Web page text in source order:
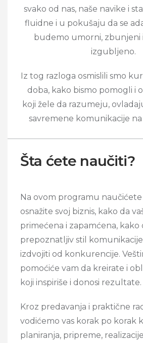
svako od nas, naše navike i
fluidne i u pokušaju da se
budemo umorni, zbunjeni
izgubljeno.
Iz tog razloga osmislili smo
doba, kako bismo pomogli i
koji žele da razumeju,
savremene komunikacije
Šta ćete naučiti?
Na ovom programu
osnažite svoj biznis, kako da
primećena i zapamćena, kako
prepoznatljiv stil komunikacije
izdvojiti od konkurencije.
pomoćiće vam da kreirate i
koji inspiriše i donosi rezultate.
Kroz predavanja i praktične
vodićemo vas korak po korak
planiranja, pripreme,